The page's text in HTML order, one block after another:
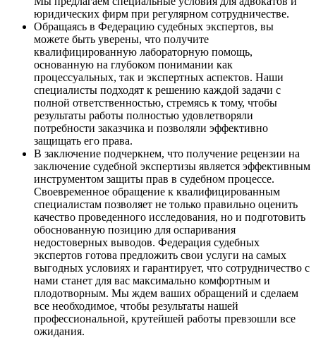
юридических фирм при регулярном сотрудничестве.
Обращаясь в Федерацию судебных экспертов, вы
можете быть уверены, что получите
квалифицированную лабораторную помощь,
основанную на глубоком понимании как
процессуальных, так и экспертных аспектов. Наши
специалисты подходят к решению каждой задачи с
полной ответственностью, стремясь к тому, чтобы
результаты работы полностью удовлетворяли
потребности заказчика и позволяли эффективно
защищать его права.
В заключение подчеркнем, что получение рецензии на
заключение судебной экспертизы является эффективным
инструментом защиты прав в судебном процессе.
Своевременное обращение к квалифицированным
специалистам позволяет не только правильно оценить
качество проведенного исследования, но и подготовить
обоснованную позицию для оспаривания
недостоверных выводов. Федерация судебных
экспертов готова предложить свои услуги на самых
выгодных условиях и гарантирует, что сотрудничество с
нами станет для вас максимально комфортным и
плодотворным. Мы ждем ваших обращений и сделаем
все необходимое, чтобы результаты нашей
профессиональной, крутейшей работы превзошли все
ожидания.